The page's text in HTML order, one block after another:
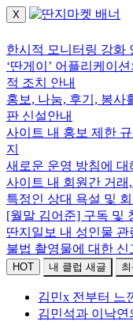
X
한시적 모니터링 강화
‘딴게이’ 어플리케이
적 조치 안내
홍보, 나눔, 후기, 봉사
판 신설안내
사이트 내 홍보 제한
지
새로운 운영 방침에
사이트 내 회원간 거래
특정인 상대 욕설 및
[월말 김어준] 구독 및
딴지일보 내 성인물
불법 촬영물에 대한 신
HOT 내 클럽 새글
김민x 전부터 느
김민석과 이낙연